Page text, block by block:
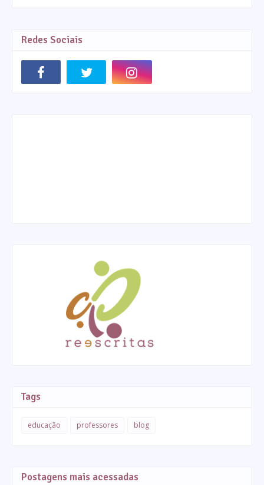
Redes Sociais
Tags
educação professores blog
Postagens mais acessadas